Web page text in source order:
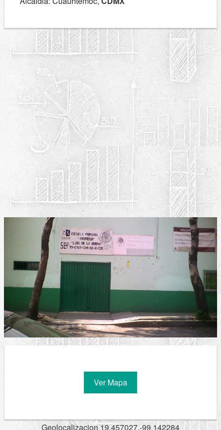
Ver Mapa
Geolocalizacion 19.457027,-99.142284